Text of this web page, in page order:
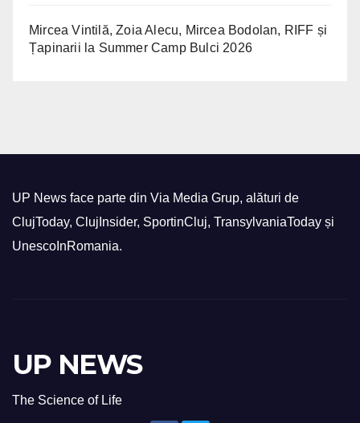
Mircea Vintilă, Zoia Alecu, Mircea Bodolan, RIFF și
Țapinarii la Summer Camp Bulci 2026
UP News face parte din Via Media Grup, alături de
ClujToday, ClujInsider, SportinCluj, TransylvaniaToday și
UnescoInRomania.
UP NEWS
The Science of Life